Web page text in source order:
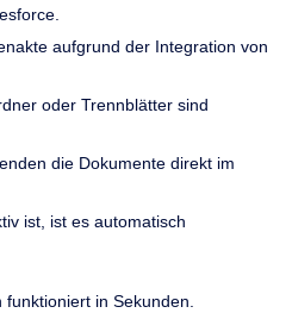
aufgrund der Integration von
oder Trennblätter sind
die Dokumente direkt im
ist, ist es automatisch
in Sekunden.